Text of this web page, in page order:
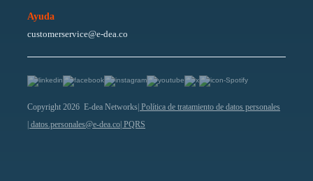
Ayuda
customerservice@e-dea.co
Copyright 2026 E-dea Networks | Política de tratamiento de datos personales
| datos.personales@e-dea.co | PQRS